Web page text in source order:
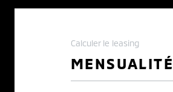
Calculer le leasing
MENSUALITÉ